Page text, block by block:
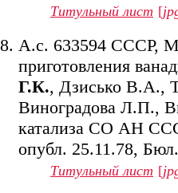
Титульный лист [
А.с. 633594 СССР,
приготовления
Г.К., Дзисько В.А.,
Виноградова Л.П.,
катализа СО АН
опубл. 25.11.78,
Титульный лист [